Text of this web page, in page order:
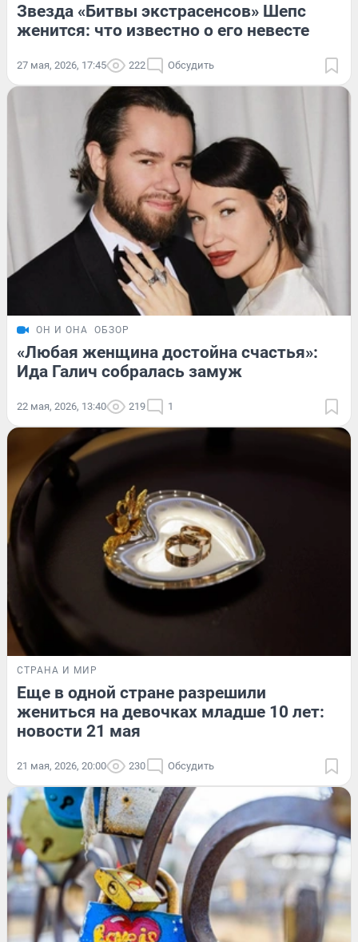
Звезда «Битвы экстрасенсов» Шепс
женится: что известно о его невесте
27 мая, 2026, 17:45 222 Обсудить
ОН И ОНА ОБЗОР
«Любая женщина достойна счастья»:
Ида Галич собралась замуж
22 мая, 2026, 13:40 219 1
СТРАНА И МИР
Еще в одной стране разрешили
жениться на девочках младше 10 лет:
новости 21 мая
21 мая, 2026, 20:00 230 Обсудить